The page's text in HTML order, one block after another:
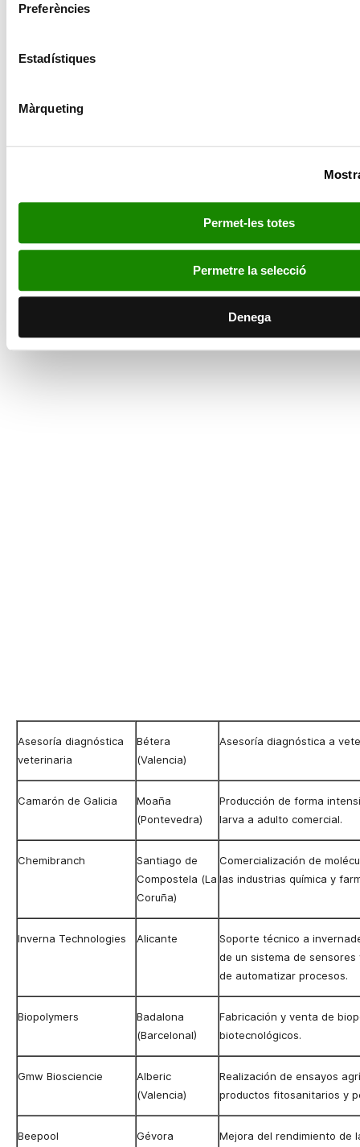
Preferències
Estadístiques
Màrqueting
Permet-les totes
Permetre la selecció
Denega
Asesoría diagnóstica
veterinaria
Bétera
(Valencia)
Asesoría diagnóstica a
Camarón de Galicia
Moaña
(Pontevedra)
Producción de forma
larva a adulto comercial.
Chemibranch
Santiago de
Compostela (La
Coruña)
Comercialización de
las industrias química y
Inverna Technologies Alicante Soporte técnico a
de un sistema de
de automatizar procesos.
Biopolymers
Badalona
(BarcelonaI)
Fabricación y venta de
biotecnológicos.
Gmw Biosciencie
Alberic
(Valencia)
Realización de ensayos
productos fitosanitarios y
Beepool
Gévora
Mejora del rendimiento de